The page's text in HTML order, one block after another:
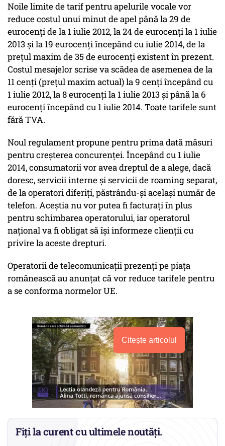
Noile limite de tarif pentru apelurile vocale vor
reduce costul unui minut de apel până la 29 de
eurocenţi de la 1 iulie 2012, la 24 de eurocenţi la 1 iulie
2013 şi la 19 eurocenţi începând cu iulie 2014, de la
preţul maxim de 35 de eurocenţi existent în prezent.
Costul mesajelor scrise va scădea de asemenea de la
11 cenţi (preţul maxim actual) la 9 cenţi începând cu
1 iulie 2012, la 8 eurocenţi la 1 iulie 2013 şi până la 6
eurocenţi începând cu 1 iulie 2014. Toate tarifele sunt
fără TVA.
Noul regulament propune pentru prima dată măsuri
pentru creşterea concurenţei. Începând cu 1 iulie
2014, consumatorii vor avea dreptul de a alege, dacă
doresc, servicii interne şi servicii de roaming separat,
de la operatori diferiţi, păstrându-şi acelaşi număr de
telefon. Aceştia nu vor putea fi facturaţi în plus
pentru schimbarea operatorului, iar operatorul
naţional va fi obligat să îşi informeze clienţii cu
privire la aceste drepturi.
Operatorii de telecomunicaţii prezenţi pe piaţa
românească au anunţat că vor reduce tarifele pentru
a se conforma normelor UE.
Citește articolul
Fiți la curent cu ultimele noutăți.